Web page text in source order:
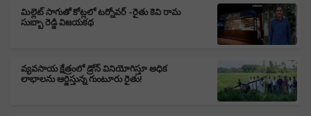
మిల్లెట్ సాగుతో కోట్లలో టర్నోవర్ -రైతు కెవి రామ
సుబ్బా రెడ్డి విజయకథ
వ్యవసాయ క్షేత్రంలో డ్రోన్ వినియోగిస్తూ అధిక
లాభాలను ఆర్జిస్తున్న గుంటూరు రైతు!